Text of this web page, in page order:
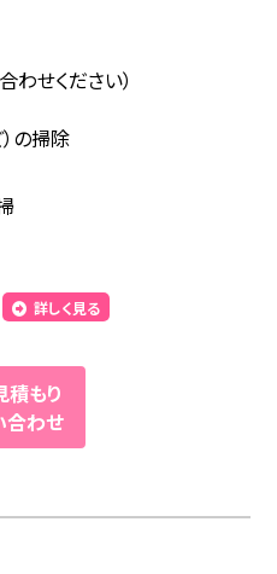
わせください）
の掃除
詳しく見る
積もり
合わせ